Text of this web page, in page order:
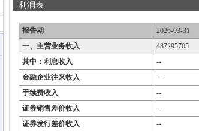
利润表
报告期 2026-03-31
一、主营业务收入
487295705
其中：利息收入
--
金融企业往来收入
--
手续费收入
--
证券销售差价收入
--
证券发行差价收入
--